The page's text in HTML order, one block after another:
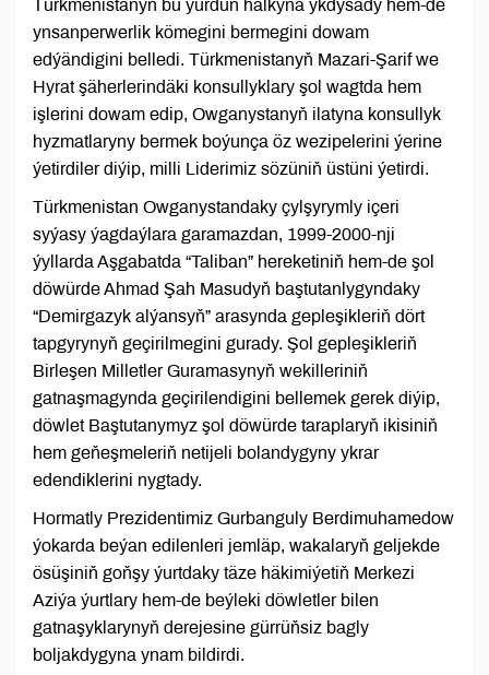
Türkmenistanyň bu ýurduň halkyna ykdysady hem-de
ynsanperwerlik kömegini bermegini dowam
edýändigini belledi. Türkmenistanyň Mazari-Şarif we
Hyrat şäherlerindäki konsullyklary şol wagtda hem
işlerini dowam edip, Owganystanyň ilatyna konsullyk
hyzmatlaryny bermek boýunça öz wezipelerini ýerine
ýetirdiler diýip, milli Liderimiz sözüniň üstüni ýetirdi.
Türkmenistan Owganystandaky çylşyrymly içeri
syýasy ýagdaýlara garamazdan, 1999-2000-nji
ýyllarda Aşgabatda “Taliban” hereketiniň hem-de şol
döwürde Ahmad Şah Masudyň baştutanlygyndaky
“Demirgazyk alýansyň” arasynda gepleşikleriň dört
tapgyrynyň geçirilmegini gurady. Şol gepleşikleriň
Birleşen Milletler Guramasynyň wekilleriniň
gatnaşmagynda geçirilendigini bellemek gerek diýip,
döwlet Baştutanymyz şol döwürde taraplaryň ikisiniň
hem geňeşmeleriň netijeli bolandygyny ykrar
edendiklerini nygtady.
Hormatly Prezidentimiz Gurbanguly Berdimuhamedow
ýokarda beýan edilenleri jemläp, wakalaryň geljekde
ösüşiniň goňşy ýurtdaky täze häkimiýetiň Merkezi
Aziýa ýurtlary hem-de beýleki döwletler bilen
gatnaşyklarynyň derejesine gürrüňsiz bagly
boljakdygyna ynam bildirdi.